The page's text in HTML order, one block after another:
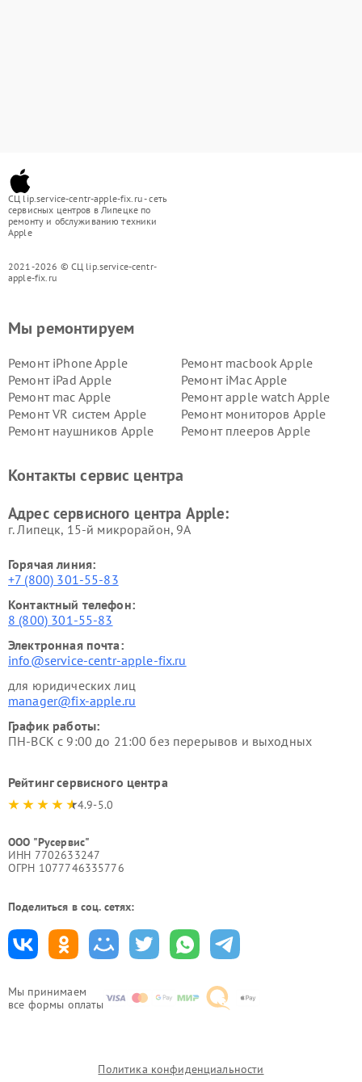
СЦ lip.service-centr-apple-fix.ru - сеть
сервисных центров в Липецке по
ремонту и обслуживанию техники
Apple
2021-2026 © СЦ lip.service-centr-
apple-fix.ru
Мы принимаем
все формы оплаты
Мы ремонтируем
Ремонт iPhone Apple
Ремонт macbook Apple
Ремонт iPad Apple
Ремонт iMac Apple
Ремонт mac Apple
Ремонт apple watch Apple
Ремонт VR систем Apple
Ремонт мониторов Apple
Ремонт наушников Apple
Ремонт плееров Apple
Контакты сервис центра
Адрес сервисного центра Apple:
г. Липецк, 15-й микрорайон, 9А
Горячая линия:
+7 (800) 301-55-83
Контактный телефон:
8 (800) 301-55-83
Электронная почта:
info@service-centr-apple-fix.ru
для юридических лиц
manager@fix-apple.ru
График работы:
ПН-ВСК с 9:00 до 21:00 без перерывов и выходных
Рейтинг сервисного центра
4.9-5.0
ООО "Русервис"
ИНН 7702633247
ОГРН 1077746335776
Поделиться в соц. сетях:
Политика конфиденциальности